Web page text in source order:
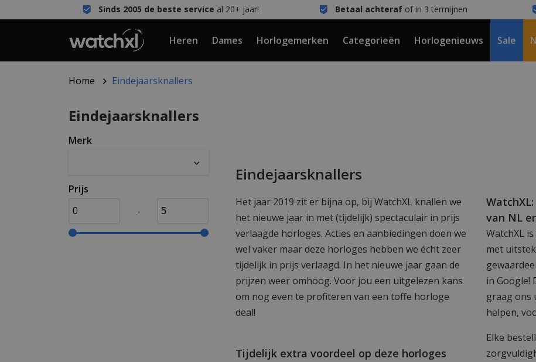
Sinds 2005 de beste service al 20+ jaar! Betaal achterafof in 3 termijnen
Heren Dames Horlogemerken Categorieën Horlogenieuws Sale
Home Eindejaarsknallers
Eindejaarsknallers
Merk
Prijs
-
Eindejaarsknallers
Het jaar 2019 zit er bijna op, bij WatchXL knallen we
het nieuwe jaar in met (tijdelijk) spectaculair in prijs
verlaagde horloges. Acties en aanbiedingen doen we
wel vaker maar deze horloges hebben we écht zeer
tijdelijk in prijs verlaagd. In het nieuwe jaar gaan de
prijzen weer omhoog. Voor jou een uitgelezen kans
om nog even te profiteren van een toffe horloge
deal!
Tijdelijk extra voordeel op deze horloges
van NL
WatchXL
met
in Google!
graag ons
helpen,
Elke